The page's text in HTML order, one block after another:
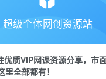
链接
招募
超级个体网创资源站
优质VIP网课资源分享，市
全部都有！